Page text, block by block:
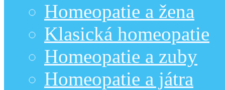
Homeopatie a žena
Klasická homeopatie
Homeopatie a zuby
Homeopatie a játra